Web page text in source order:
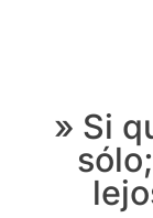
» Si